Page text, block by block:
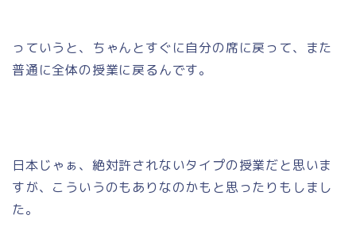
っていうと、ちゃんとすぐに自分の席に戻って、また
普通に全体の授業に戻るんです。
日本じゃぁ、絶対許されないタイプの授業だと思いま
すが、こういうのもありなのかもと思ったりもしまし
た。